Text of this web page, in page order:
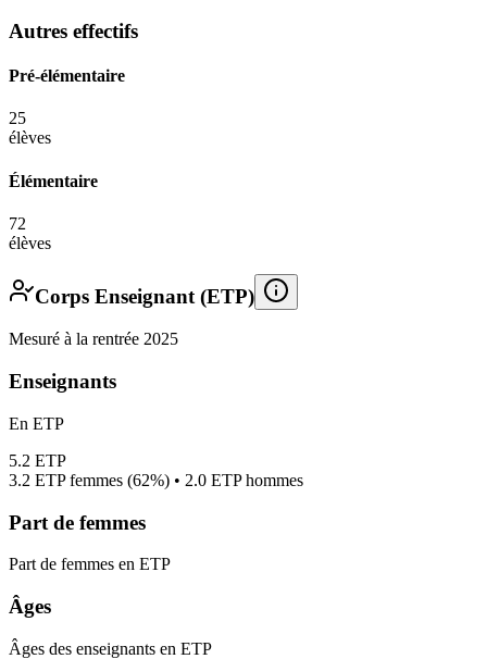
Autres effectifs
Pré-élémentaire
25
élèves
Élémentaire
72
élèves
Corps Enseignant (ETP)
Mesuré à la rentrée 2025
Enseignants
En ETP
5.2 ETP
3.2 ETP femmes (62%) • 2.0 ETP hommes
Part de femmes
Part de femmes en ETP
Âges
Âges des enseignants en ETP